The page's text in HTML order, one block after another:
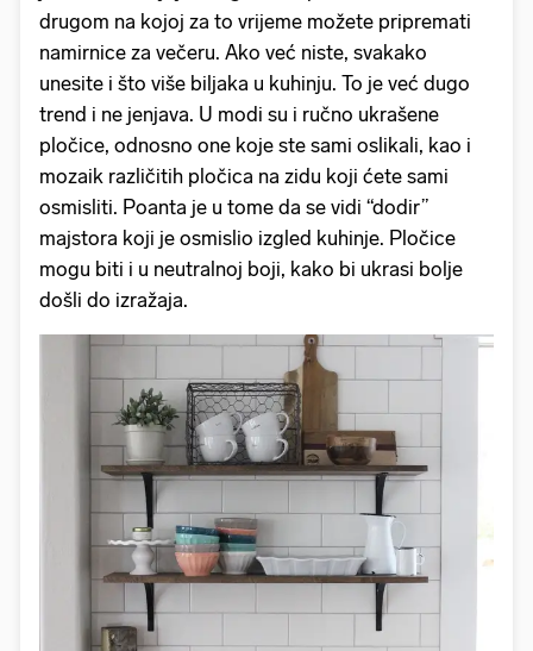
drugom na kojoj za to vrijeme možete pripremati
namirnice za večeru. Ako već niste, svakako
unesite i što više biljaka u kuhinju. To je već dugo
trend i ne jenjava. U modi su i ručno ukrašene
pločice, odnosno one koje ste sami oslikali, kao i
mozaik različitih pločica na zidu koji ćete sami
osmisliti. Poanta je u tome da se vidi “dodir”
majstora koji je osmislio izgled kuhinje. Pločice
mogu biti i u neutralnoj boji, kako bi ukrasi bolje
došli do izražaja.